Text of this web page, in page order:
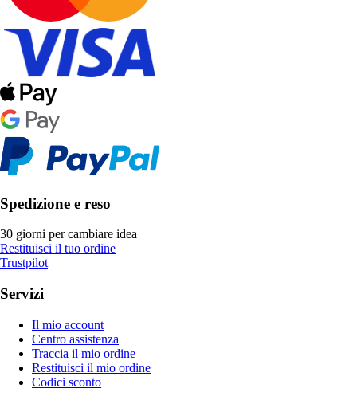
Spedizione e reso
30 giorni per cambiare idea
Restituisci il tuo ordine
Trustpilot
Servizi
Il mio account
Centro assistenza
Traccia il mio ordine
Restituisci il mio ordine
Codici sconto